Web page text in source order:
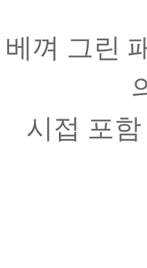
베껴 그린
시접 포